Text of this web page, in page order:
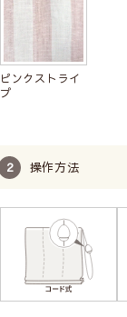
ピンクストライ
プ
操作方法